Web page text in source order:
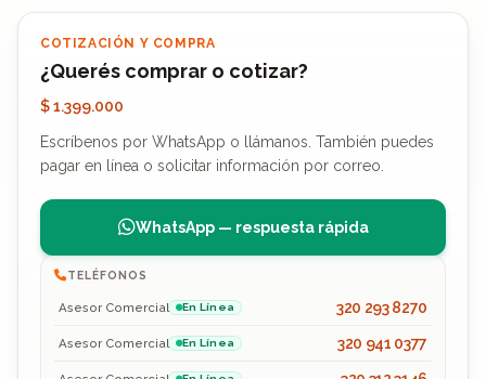
COTIZACIÓN Y COMPRA
¿Querés comprar o cotizar?
$ 1.399.000
Escríbenos por WhatsApp o llámanos. También puedes
pagar en línea o solicitar información por correo.
WhatsApp — respuesta rápida
TELÉFONOS
Asesor Comercial En Línea 320 293 8270
Asesor Comercial En Línea 320 941 0377